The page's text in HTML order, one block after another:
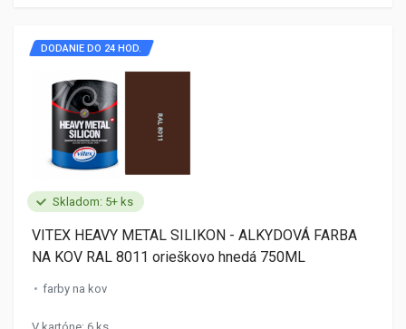
Skladom: 5+ ks
DODANIE DO 24 HOD.
VITEX HEAVY METAL SILIKON - ALKYDOVÁ FARBA
NA KOV RAL 8011 orieškovo hnedá 750ML
farby na kov